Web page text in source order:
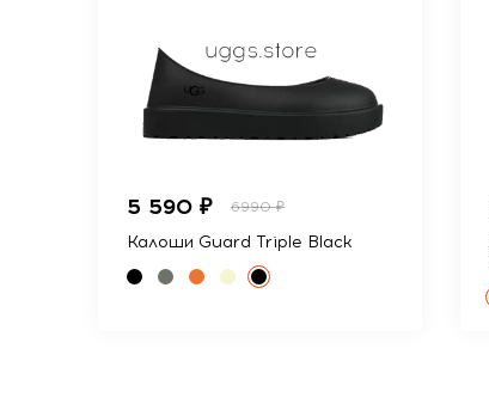
5 590 ₽ 6990 ₽
Калоши Guard Triple Black